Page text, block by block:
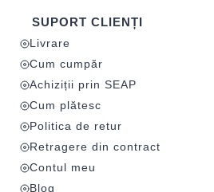
SUPORT CLIENȚI
Livrare
Cum cumpăr
Achiziții prin SEAP
Cum plătesc
Politica de retur
Retragere din contract
Contul meu
Blog